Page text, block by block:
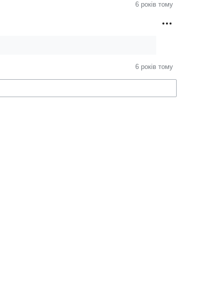
6 років тому
6 років тому